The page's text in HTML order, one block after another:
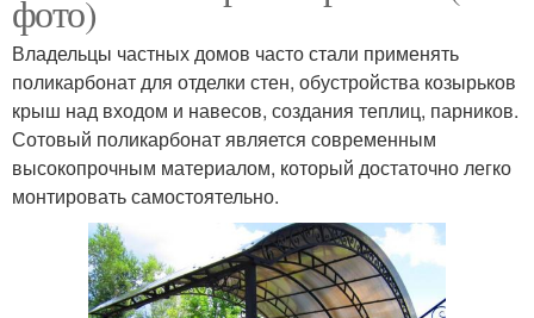
фото)
Владельцы частных домов часто стали применять
поликарбонат для отделки стен, обустройства козырьков
крыш над входом и навесов, создания теплиц, парников.
Сотовый поликарбонат является современным
высокопрочным материалом, который достаточно легко
монтировать самостоятельно.